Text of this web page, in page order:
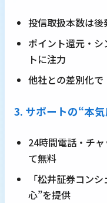
投信取扱本数は
ポイント還元・
トに注力
他社との差別化
3. サポートの“本
24時間電話・チ
て無料
「松井証券コン
心”を提供